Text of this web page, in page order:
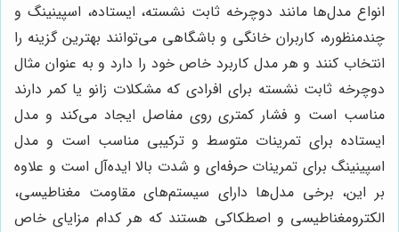
انواع مدل‌ها مانند دوچرخه ثابت نشسته، ایستاده، اسپینینگ و
چندمنظوره، کاربران خانگی و باشگاهی می‌توانند بهترین گزینه را
انتخاب کنند و هر مدل کاربرد خاص خود را دارد و به عنوان مثال
دوچرخه ثابت نشسته برای افرادی که مشکلات زانو یا کمر دارند
مناسب است و فشار کمتری روی مفاصل ایجاد می‌کند و مدل
ایستاده برای تمرینات متوسط و ترکیبی مناسب است و مدل
اسپینینگ برای تمرینات حرفه‌ای و شدت بالا ایده‌آل است و علاوه
بر این، برخی مدل‌ها دارای سیستم‌های مقاومت مغناطیسی،
الکترومغناطیسی و اصطکاکی هستند که هر کدام مزایای خاص